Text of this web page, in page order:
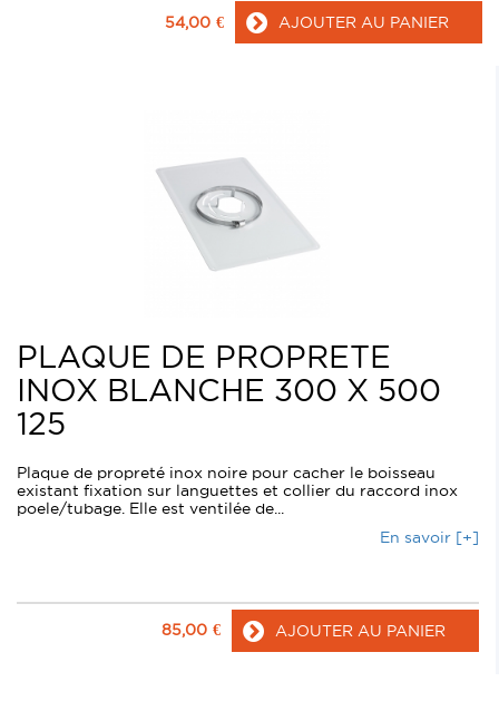
54,00 € AJOUTER AU PANIER
PLAQUE DE PROPRETE
INOX BLANCHE 300 X 500
125
Plaque de propreté inox noire pour cacher le boisseau
existant fixation sur languettes et collier du raccord inox
poele/tubage. Elle est ventilée de...
En savoir [+]
85,00 € AJOUTER AU PANIER